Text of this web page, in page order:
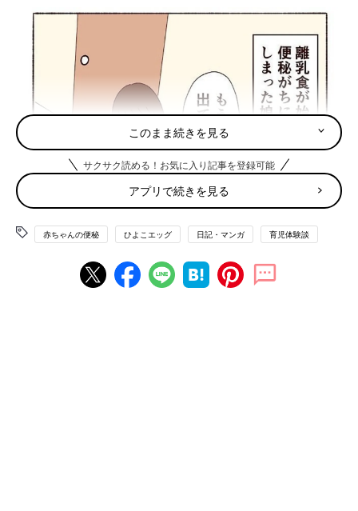
このまま続きを見る
サクサク読める！お気に入り記事を登録可能
アプリで続きを見る
赤ちゃんの便秘 ひよこエッグ 日記・マンガ 育児体験談